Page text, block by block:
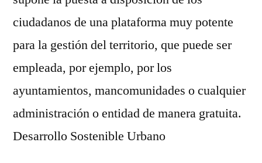
ciudadanos de una plataforma muy potente
para la gestión del territorio, que puede ser
empleada, por ejemplo, por los
ayuntamientos, mancomunidades o cualquier
administración o entidad de manera gratuita.
Desarrollo Sostenible Urbano